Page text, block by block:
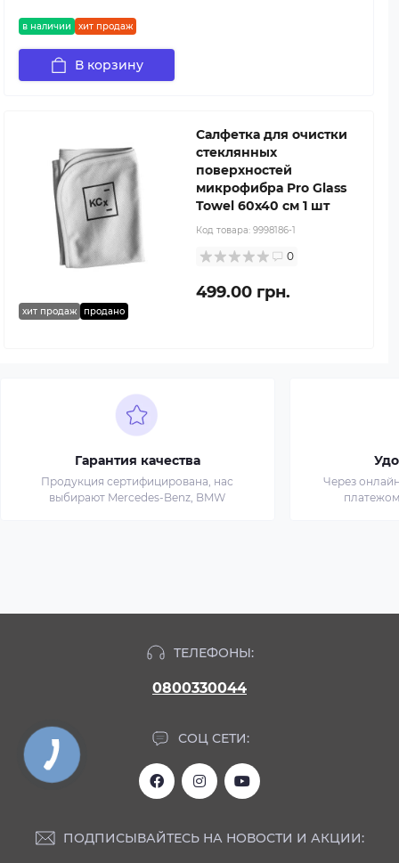
в наличии хит продаж
В корзину
хит продаж продано
Салфетка для очистки
стеклянных
поверхностей
микрофибра Pro Glass
Towel 60x40 см 1 шт
Код товара: 9998186-1
0
499.00 грн.
Гарантия качества
Продукция сертифицирована, нас
выбирают Mercedes-Benz, BMW
Через
ТЕЛЕФОНЫ:
0800330044
СОЦ СЕТИ:
ПОДПИСЫВАЙТЕСЬ НА НОВОСТИ И АКЦИИ: